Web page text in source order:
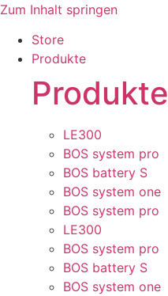
Zum Inhalt springen
Store
Produkte
Produkte
LE300
BOS system pro
BOS battery S
BOS system one
BOS system pro
LE300
BOS system pro
BOS battery S
BOS system one